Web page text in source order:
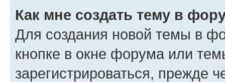
Как мне создать тему в
Для создания новой темы в
кнопке в окне форума или
зарегистрироваться, прежде